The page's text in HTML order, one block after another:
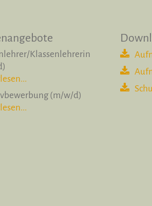
Klassenlehrerin
(m/w/d)